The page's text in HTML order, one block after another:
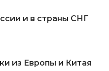
и в страны СНГ
из Европы и Китая